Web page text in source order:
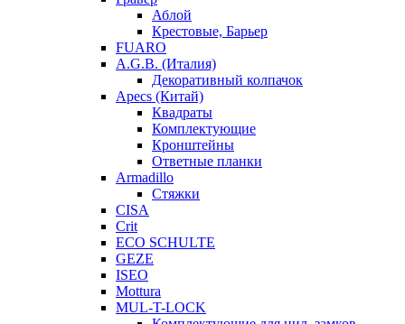
Аблой
Крестовые, Барьер
FUARO
A.G.B. (Италия)
Декоративный колпачок
Apecs (Китай)
Квадраты
Комплектующие
Кронштейны
Ответные планки
Armadillo
Стяжки
CISA
Crit
ECO SCHULTE
GEZE
ISEO
Mottura
MUL-T-LOCK